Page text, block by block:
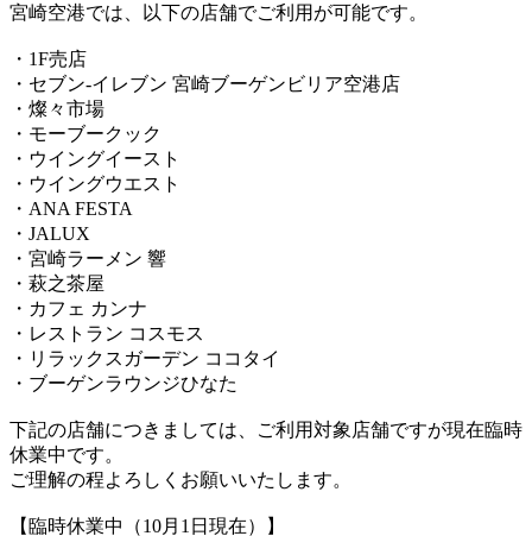
宮崎空港では、以下の店舗でご利用が可能です。
・1F売店
・セブン-イレブン 宮崎ブーゲンビリア空港店
・燦々市場
・モーブークック
・ウイングイースト
・ウイングウエスト
・ANA FESTA
・JALUX
・宮崎ラーメン 響
・萩之茶屋
・カフェ カンナ
・レストラン コスモス
・リラックスガーデン ココタイ
・ブーゲンラウンジひなた
下記の店舗につきましては、ご利用対象店舗ですが現在臨時
休業中です。
ご理解の程よろしくお願いいたします。
【臨時休業中（10月1日現在）】